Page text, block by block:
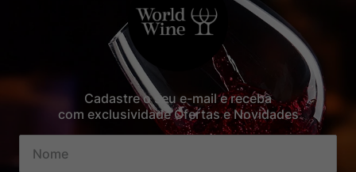
Cadastre o seu e-mail e receba
com exclusividade Ofertas e Novidades